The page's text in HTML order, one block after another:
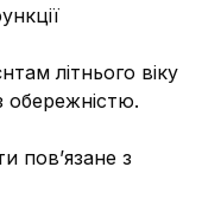
літнього віку
обережністю.
пов’язане з